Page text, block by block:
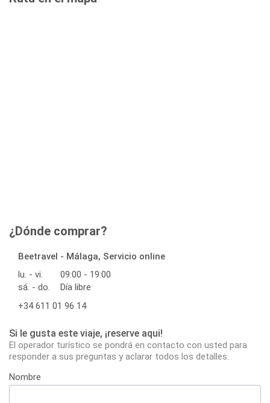
¿Dónde comprar?
Beetravel - Málaga, Servicio online
lu. - vi.
09:00 - 19:00
sá. - do.
Día libre
+34 611 01 96 14
Si le gusta este viaje, ¡reserve aqui!
El operador turístico se pondrá en contacto con usted para
responder a sus preguntas y aclarar todos los detalles.
Nombre